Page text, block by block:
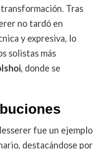
Tras
no tardó en
y expresiva, lo
solistas más
, donde se
fue un ejemplo
destacándose por